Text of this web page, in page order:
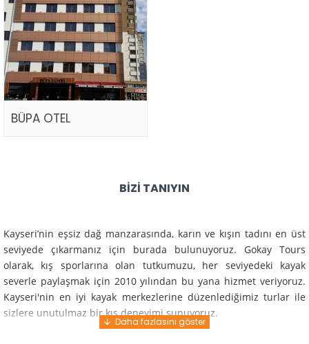
BÜPA OTEL
BIZI TANIYIN
Kayseri’nin eşsiz dağ manzarasında, karın ve kışın tadını en üst
seviyede çıkarmanız için burada bulunuyoruz. Gokay Tours
olarak, kış sporlarına olan tutkumuzu, her seviyedeki kayak
severle paylaşmak için 2010 yılından bu yana hizmet veriyoruz.
Kayseri'nin en iyi kayak merkezlerine düzenlediğimiz turlar ile
sizlere unutulmaz bir kış deneyimi sunuyoruz.